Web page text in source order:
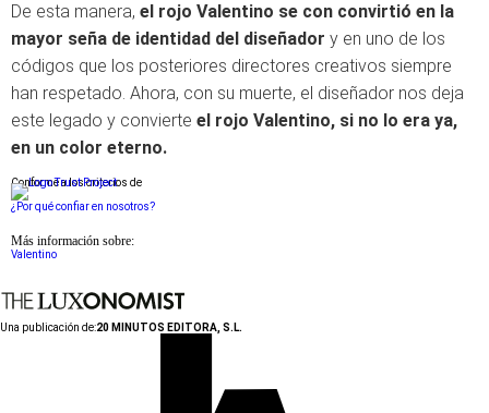
De esta manera, el rojo Valentino se con convirtió en la
mayor seña de identidad del diseñador y en uno de los
códigos que los posteriores directores creativos siempre
han respetado. Ahora, con su muerte, el diseñador nos deja
este legado y convierte el rojo Valentino, si no lo era ya,
en un color eterno.
Conforme a los criterios de
¿Por qué confiar en nosotros?
Más información sobre:
Valentino
Una publicación de:20 MINUTOS EDITORA, S.L.